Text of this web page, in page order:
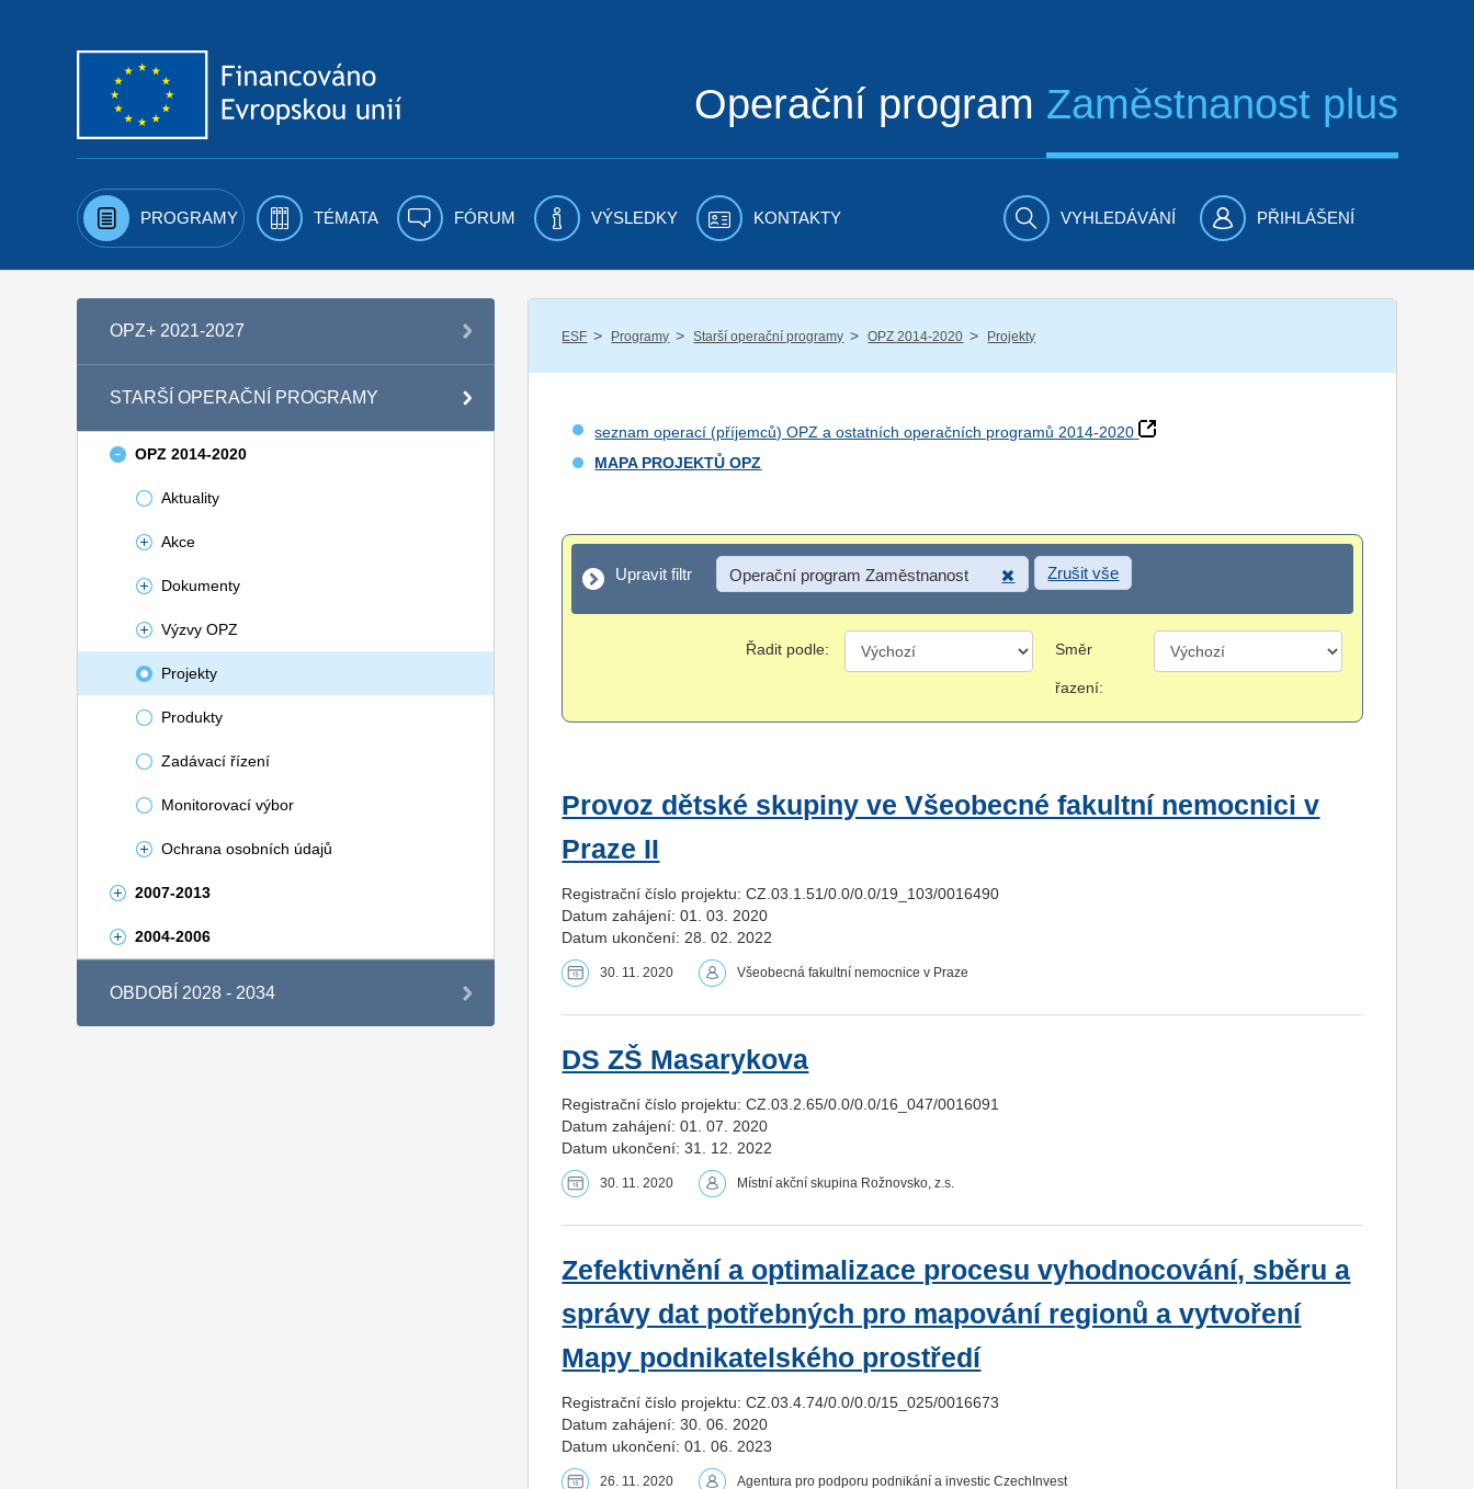
Operační program Zaměstnanost plus
PROGRAMY TÉMATA FÓRUM VÝSLEDKY KONTAKTY VYHLEDÁVÁNÍ PŘIHLÁŠENÍ
OPZ+ 2021-2027
STARŠÍ OPERAČNÍ PROGRAMY
OPZ 2014-2020
Aktuality
Akce
Dokumenty
Výzvy OPZ
Projekty
Produkty
Zadávací řízení
Monitorovací výbor
Ochrana osobních údajů
2007-2013
2004-2006
OBDOBÍ 2028 - 2034
ESF / Programy / Starší operační programy / OPZ 2014-2020 / Projekty
seznam operací (příjemců) OPZ a ostatních operačních programů 2014-2020
MAPA PROJEKTŮ OPZ
Upravit filtr
Upravit filtr Operační program Zaměstnanost Zrušit vše
Řadit podle: Směr
řazení:
Provoz dětské skupiny ve Všeobecné fakultní nemocnici v
Praze II
Registrační číslo projektu: CZ.03.1.51/0.0/0.0/19_103/0016490
Datum zahájení: 01. 03. 2020
Datum ukončení: 28. 02. 2022
30. 11. 2020 Všeobecná fakultní nemocnice v Praze
DS ZŠ Masarykova
Registrační číslo projektu: CZ.03.2.65/0.0/0.0/16_047/0016091
Datum zahájení: 01. 07. 2020
Datum ukončení: 31. 12. 2022
30. 11. 2020 Místní akční skupina Rožnovsko, z.s.
Zefektivnění a optimalizace procesu vyhodnocování, sběru a
správy dat potřebných pro mapování regionů a vytvoření
Mapy podnikatelského prostředí
Registrační číslo projektu: CZ.03.4.74/0.0/0.0/15_025/0016673
Datum zahájení: 30. 06. 2020
Datum ukončení: 01. 06. 2023
26. 11. 2020 Agentura pro podporu podnikání a investic CzechInvest